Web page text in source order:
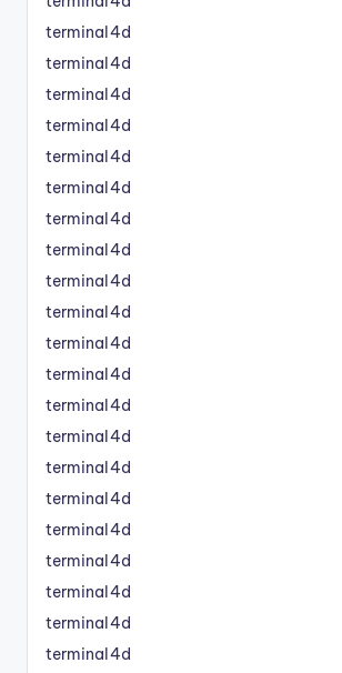
terminal4d
terminal4d
terminal4d
terminal4d
terminal4d
terminal4d
terminal4d
terminal4d
terminal4d
terminal4d
terminal4d
terminal4d
terminal4d
terminal4d
terminal4d
terminal4d
terminal4d
terminal4d
terminal4d
terminal4d
terminal4d